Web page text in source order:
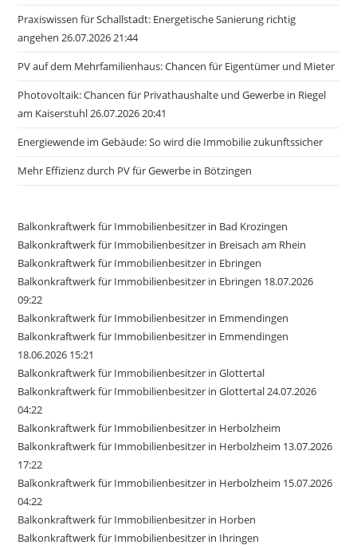
Praxiswissen für Schallstadt: Energetische Sanierung richtig
angehen 26.07.2026 21:44
PV auf dem Mehrfamilienhaus: Chancen für Eigentümer und Mieter
Photovoltaik: Chancen für Privathaushalte und Gewerbe in Riegel
am Kaiserstuhl 26.07.2026 20:41
Energiewende im Gebäude: So wird die Immobilie zukunftssicher
Mehr Effizienz durch PV für Gewerbe in Bötzingen
Balkonkraftwerk für Immobilienbesitzer in Bad Krozingen
Balkonkraftwerk für Immobilienbesitzer in Breisach am Rhein
Balkonkraftwerk für Immobilienbesitzer in Ebringen
Balkonkraftwerk für Immobilienbesitzer in Ebringen 18.07.2026
09:22
Balkonkraftwerk für Immobilienbesitzer in Emmendingen
Balkonkraftwerk für Immobilienbesitzer in Emmendingen
18.06.2026 15:21
Balkonkraftwerk für Immobilienbesitzer in Glottertal
Balkonkraftwerk für Immobilienbesitzer in Glottertal 24.07.2026
04:22
Balkonkraftwerk für Immobilienbesitzer in Herbolzheim
Balkonkraftwerk für Immobilienbesitzer in Herbolzheim 13.07.2026
17:22
Balkonkraftwerk für Immobilienbesitzer in Herbolzheim 15.07.2026
04:22
Balkonkraftwerk für Immobilienbesitzer in Horben
Balkonkraftwerk für Immobilienbesitzer in Ihringen